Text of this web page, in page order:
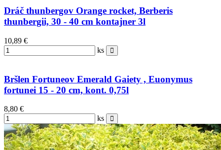
Dráč thunbergov Orange rocket, Berberis
thunbergii, 30 - 40 cm kontajner 3l
10,89 €
ks
Bršlen Fortuneov Emerald Gaiety , Euonymus
fortunei 15 - 20 cm, kont. 0,75l
8,80 €
ks